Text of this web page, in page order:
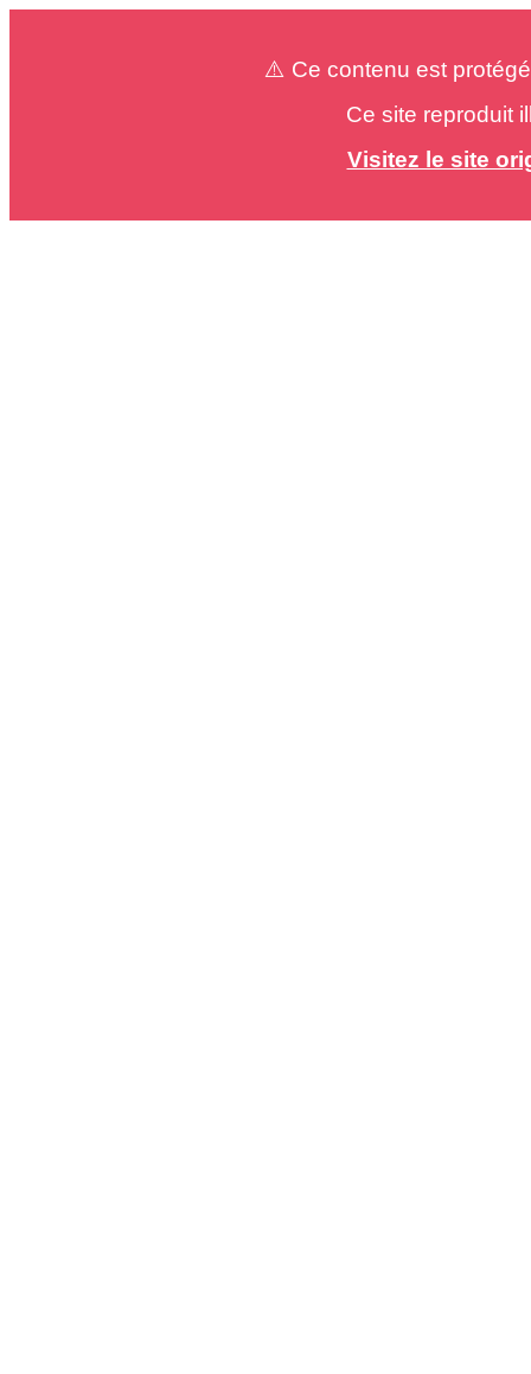
⚠️ Ce contenu est
Ce site reproduit
Visitez le site